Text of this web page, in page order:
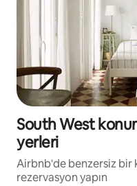
South West
yerleri
Airbnb'de benzersiz bir
rezervasyon yapın